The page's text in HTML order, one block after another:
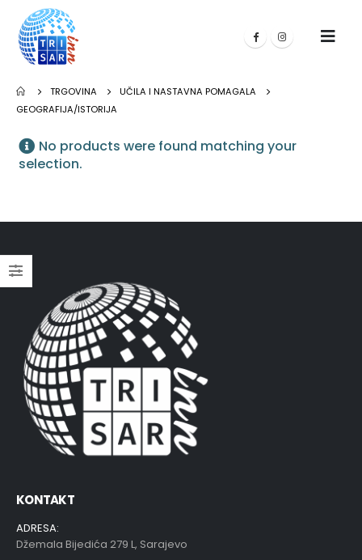
TRGOVINA
UČILA I NASTAVNA POMAGALA
GEOGRAFIJA/ISTORIJA
No products were found matching your
selection.
KONTAKT
ADRESA:
Džemala Bijedića 279 L, Sarajevo